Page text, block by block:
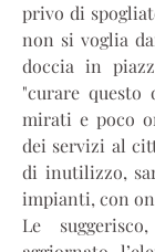
privo di
non si voglia
doccia in
"curare questo
mirati e poco
dei servizi al
di inutilizzo,
impianti, con
Le